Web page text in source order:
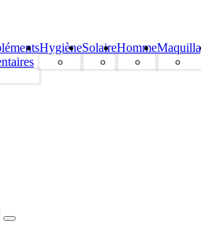
HygièneSolaireHomme